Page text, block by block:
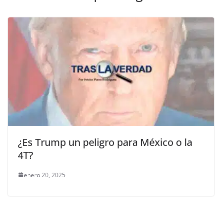
¿Es Trump un peligro para México o la
4T?
enero 20, 2025